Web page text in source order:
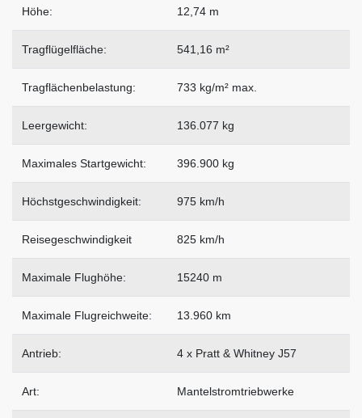
Höhe: 12,74 m
Tragflügelfläche: 541,16 m²
Tragflächenbelastung: 733 kg/m² max.
Leergewicht: 136.077 kg
Maximales Startgewicht: 396.900 kg
Höchstgeschwindigkeit: 975 km/h
Reisegeschwindigkeit 825 km/h
Maximale Flughöhe: 15240 m
Maximale Flugreichweite: 13.960 km
Antrieb: 4 x Pratt & Whitney J57
Art: Mantelstromtriebwerke